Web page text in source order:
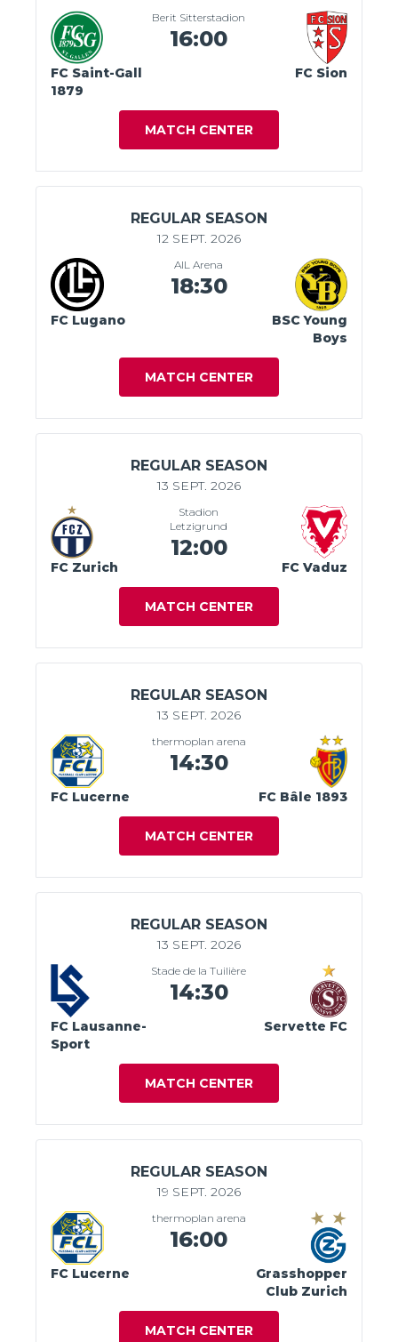
FC Saint-Gall
1879
Berit Sitterstadion
16:00
FC Sion
MATCH CENTER
REGULAR SEASON
12 SEPT. 2026
FC Lugano
AIL Arena
18:30
BSC Young
Boys
MATCH CENTER
REGULAR SEASON
13 SEPT. 2026
FC Zurich
Stadion
Letzigrund
12:00
FC Vaduz
MATCH CENTER
REGULAR SEASON
13 SEPT. 2026
FC Lucerne
thermoplan arena
14:30
FC Bâle 1893
MATCH CENTER
REGULAR SEASON
13 SEPT. 2026
FC Lausanne-
Sport
Stade de la Tuilière
14:30
Servette FC
MATCH CENTER
REGULAR SEASON
19 SEPT. 2026
FC Lucerne
thermoplan arena
16:00
Grasshopper
Club Zurich
MATCH CENTER